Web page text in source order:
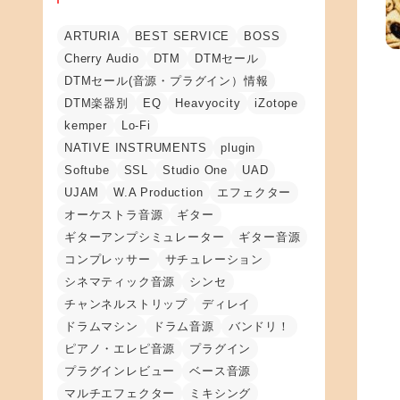
ARTURIA BEST SERVICE
BOSS
Cherry Audio
DTM
DTMセール
DTMセール(音源・プラグイン）情報
DTM楽器別
EQ Heavyocity
iZotope
kemper
Lo-Fi
NATIVE INSTRUMENTS
plugin
Softube
SSL Studio One
UAD
UJAM
W.A Production
エフェクター
オーケストラ音源
ギター
ギターアンプシミュレーター
ギター音源
コンプレッサー
サチュレーション
シネマティック音源
シンセ
チャンネルストリップ
ディレイ
ドラムマシン
ドラム音源
バンドリ！
ピアノ・エレピ音源
プラグイン
プラグインレビュー
ベース音源
マルチエフェクター
ミキシング